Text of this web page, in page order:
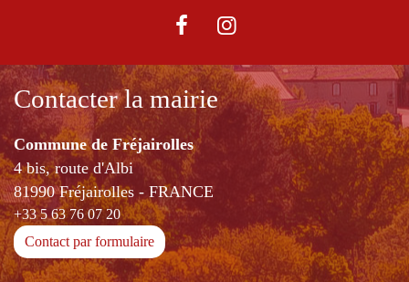
Contacter la mairie
Commune de Fréjairolles
4 bis, route d'Albi
81990 Fréjairolles - FRANCE
+33 5 63 76 07 20
Contact par formulaire